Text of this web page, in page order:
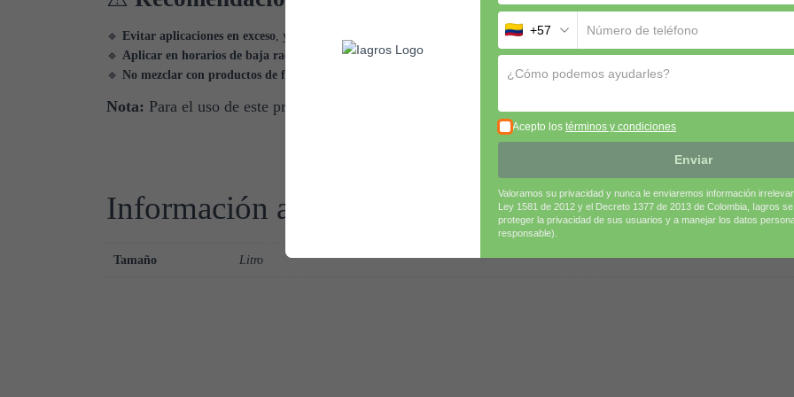
🔹 Evitar aplicaciones en exceso, ya que niveles elevados de boro pueden ser fitotóxicos.
🔹 Aplicar en horarios de baja radiación solar, para maximizar la absorción foliar.
🔹 No mezclar con productos de fuerte reacción alcalina , para evitar incompatibilidades.
Nota: Para el uso de este producto, contáctenos por WhatsApp o por
Información adicional
Tamaño Litro
+57
Acepto los términos y condiciones
Enviar
Valoramos su privacidad y nunca le enviaremos información
Ley 1581 de 2012 y el Decreto 1377 de 2013 de Colombia, Iagros
proteger la privacidad de sus usuarios y a manejar los datos
responsable).